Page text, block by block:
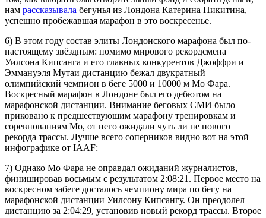
нам рассказывала бегунья из Лондона Катерина Никитина,
успешно пробежавшая марафон в это воскресенье.
6) В этом году состав элиты Лондонского марафона был по-
настоящему звёздным: помимо мирового рекордсмена
Уилсона Кипсанга и его главных конкурентов Джоффри и
Эммануэля Мутаи дистанцию бежал двукратный
олимпийский чемпион в беге 5000 и 10000 м Мо Фара.
Воскресный марафон в Лондоне был его дебютом на
марафонской дистанции. Внимание беговых СМИ было
приковано к предшествующим марафону тренировкам и
соревнованиям Мо, от него ожидали чуть ли не нового
рекорда трассы. Лучше всего соперников видно вот на этой
инфографике от IAAF:
7) Однако Мо Фара не оправдал ожиданий журналистов,
финишировав восьмым с результатом 2:08:21. Первое место на
воскресном забеге досталось чемпиону мира по бегу на
марафонской дистанции Уилсону Кипсангу. Он преодолел
дистанцию за 2:04:29, установив новый рекорд трассы. Второе